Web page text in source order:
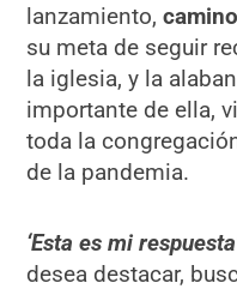
lanzamiento,
su meta de seguir
la iglesia, y la
importante de ella,
toda la
de la pandemia.
‘Esta es mi
desea destacar,